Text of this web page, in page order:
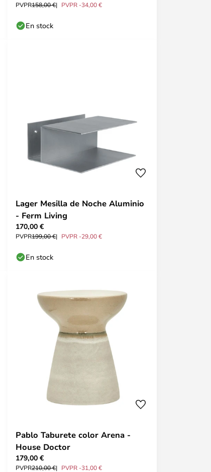
PVPR158,00 € PVPR -34,00 €
En stock
Lager Mesilla de Noche Aluminio
- Ferm Living
170,00 €
PVPR199,00 € PVPR -29,00 €
En stock
Pablo Taburete color Arena -
House Doctor
179,00 €
PVPR210,00 € PVPR -31,00 €